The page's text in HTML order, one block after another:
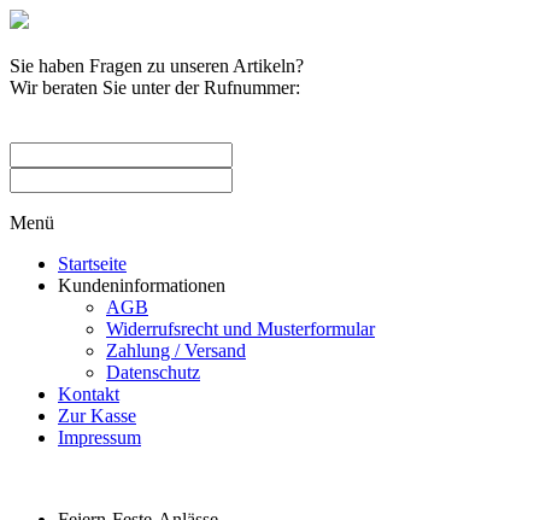
Sie haben Fragen zu unseren Artikeln?
Wir beraten Sie unter der Rufnummer:
Menü
Startseite
Kundeninformationen
AGB
Widerrufsrecht und Musterformular
Zahlung / Versand
Datenschutz
Kontakt
Zur Kasse
Impressum